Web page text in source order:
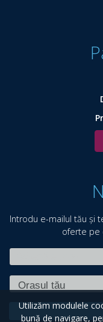
Introdu e-mailul tău și
oferte pe
Utilizăm modulele
bună de navigare,